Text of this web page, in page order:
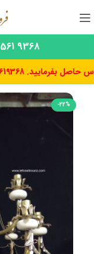
9368 561 0935 - ساعت کاری از 9 تا 22
09355619368
-22%